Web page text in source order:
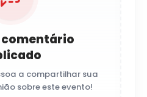
comentário
a compartilhar sua
sobre este evento!